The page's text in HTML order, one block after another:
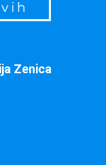
Zenica